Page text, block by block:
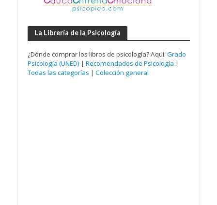
La Librería de la Psicología
¿Dónde comprar los libros de psicología? Aquí: Grado
Psicología (UNED) | Recomendados de Psicología |
Todas las categorías | Colección general